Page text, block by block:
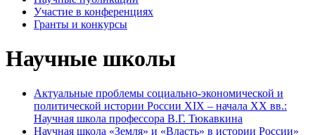
Участие в конференциях
Гранты и конкурсы
Научные школы
Актуальные проблемы социально-экономической и
политической истории России XIX – начала XX вв.:
Научная школа профессора В.Г. Тюкавкина
Научная школа «Земля» и «Власть» в истории России»